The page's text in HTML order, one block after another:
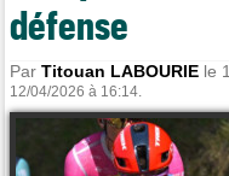
défense
ParTitouan LABOURIE le
12/04/2026 à 16:14.